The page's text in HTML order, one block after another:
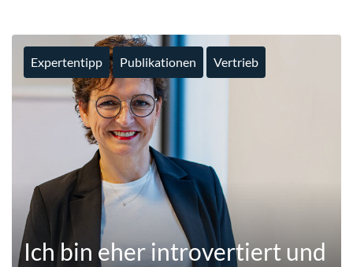
Expertentipp Publikationen Vertrieb
Ich bin eher introvertiert und